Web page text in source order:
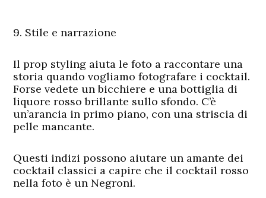
9. Stile e narrazione
Il prop styling aiuta le foto a raccontare una
storia quando vogliamo fotografare i cocktail.
Forse vedete un bicchiere e una bottiglia di
liquore rosso brillante sullo sfondo. C’è
un’arancia in primo piano, con una striscia di
pelle mancante.
Questi indizi possono aiutare un amante dei
cocktail classici a capire che il cocktail rosso
nella foto è un Negroni.